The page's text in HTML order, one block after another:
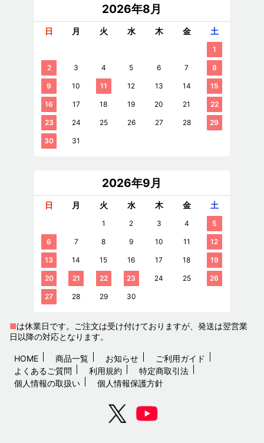
2026年8月
日 月 火 水 木 金 土
1
2 3 4 5 6 7 8
9 10 11 12 13 14 15
16 17 18 19 20 21 22
23 24 25 26 27 28 29
30 31
2026年9月
日 月 火 水 木 金 土
1 2 3 4 5
6 7 8 9 10 11 12
13 14 15 16 17 18 19
20 21 22 23 24 25 26
27 28 29 30
■は休業日です。ご注文は受け付けておりますが、発送は翌営業
日以降の対応となります。
HOME 商品一覧 お知らせ
ご利用ガイド
よくあるご質問
利用規約
特定商取引法
個人情報の取扱い
個人情報保護方針